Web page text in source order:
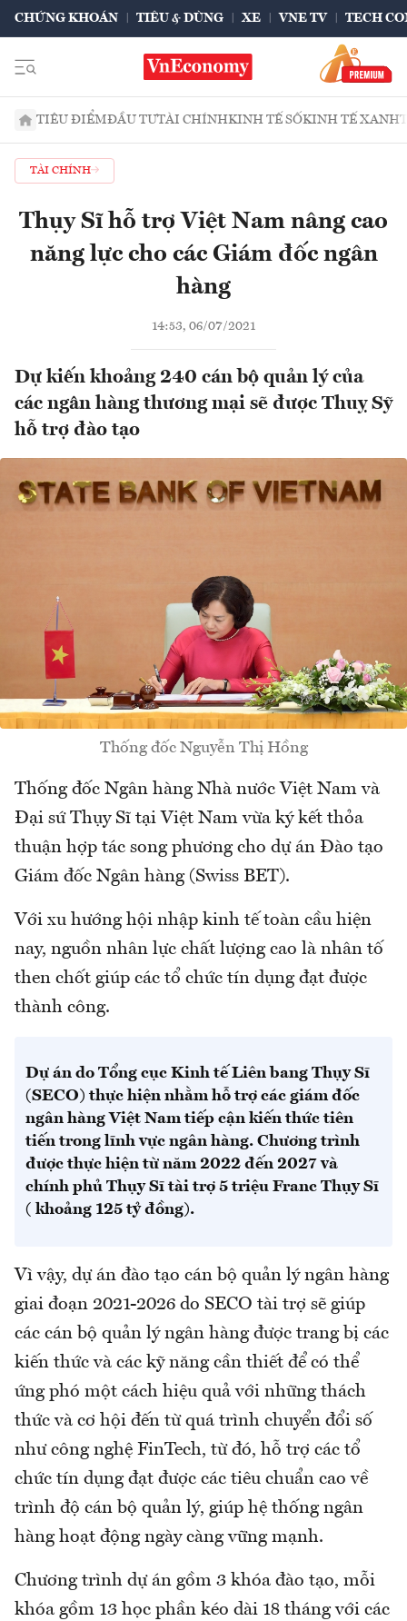
CHỨNG KHOÁN TIÊU & DÙNG XE VNE TV TECH
TIÊU ĐIỂMĐẦU TƯTÀI CHÍNHKINH TẾ SỐKINH TẾ XANH
TÀI CHÍNH
Thụy Sĩ hỗ trợ Việt Nam nâng cao
năng lực cho các Giám đốc ngân
hàng
14:53, 06/07/2021
Dự kiến khoảng 240 cán bộ quản lý của
các ngân hàng thương mại sẽ được Thuỵ Sỹ
hỗ trợ đào tạo
Thống đốc Nguyễn Thị Hồng
Thống đốc Ngân hàng Nhà nước Việt Nam và
Đại sứ Thụy Sĩ tại Việt Nam vừa ký kết thỏa
thuận hợp tác song phương cho dự án Đào tạo
Giám đốc Ngân hàng (Swiss BET).
Với xu hướng hội nhập kinh tế toàn cầu hiện
nay, nguồn nhân lực chất lượng cao là nhân tố
then chốt giúp các tổ chức tín dụng đạt được
thành công.
Dự án do Tổng cục Kinh tế Liên bang Thụy Sĩ
(SECO) thực hiện nhằm hỗ trợ các giám đốc
ngân hàng Việt Nam tiếp cận kiến thức tiên
tiến trong lĩnh vực ngân hàng. Chương trình
được thực hiện từ năm 2022 đến 2027 và
chính phủ Thụy Sĩ tài trợ 5 triệu Franc Thụy Sĩ
( khoảng 125 tỷ đồng).
Vì vậy, dự án đào tạo cán bộ quản lý ngân hàng
giai đoạn 2021-2026 do SECO tài trợ sẽ giúp
các cán bộ quản lý ngân hàng được trang bị các
kiến thức và các kỹ năng cần thiết để có thể
ứng phó một cách hiệu quả với những thách
thức và cơ hội đến từ quá trình chuyển đổi số
như công nghệ FinTech, từ đó, hỗ trợ các tổ
chức tín dụng đạt được các tiêu chuẩn cao về
trình độ cán bộ quản lý, giúp hệ thống ngân
hàng hoạt động ngày càng vững mạnh.
Chương trình dự án gồm 3 khóa đào tạo, mỗi
khóa gồm 13 học phần kéo dài 18 tháng với các